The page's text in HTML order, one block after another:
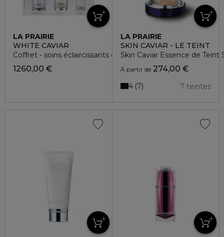
LA PRAIRIE
WHITE CAVIAR
Coffret - soins éclaircissants d'exception
1260,00 €
LA PRAIRIE
SKIN CAVIAR - LE TEINT
Skin Caviar Essence de Teint
À partir de274,00 €
7 teintes
4 7